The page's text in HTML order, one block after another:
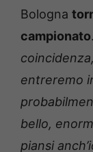
Bologna
campionato
entreremo
bello,
piansi